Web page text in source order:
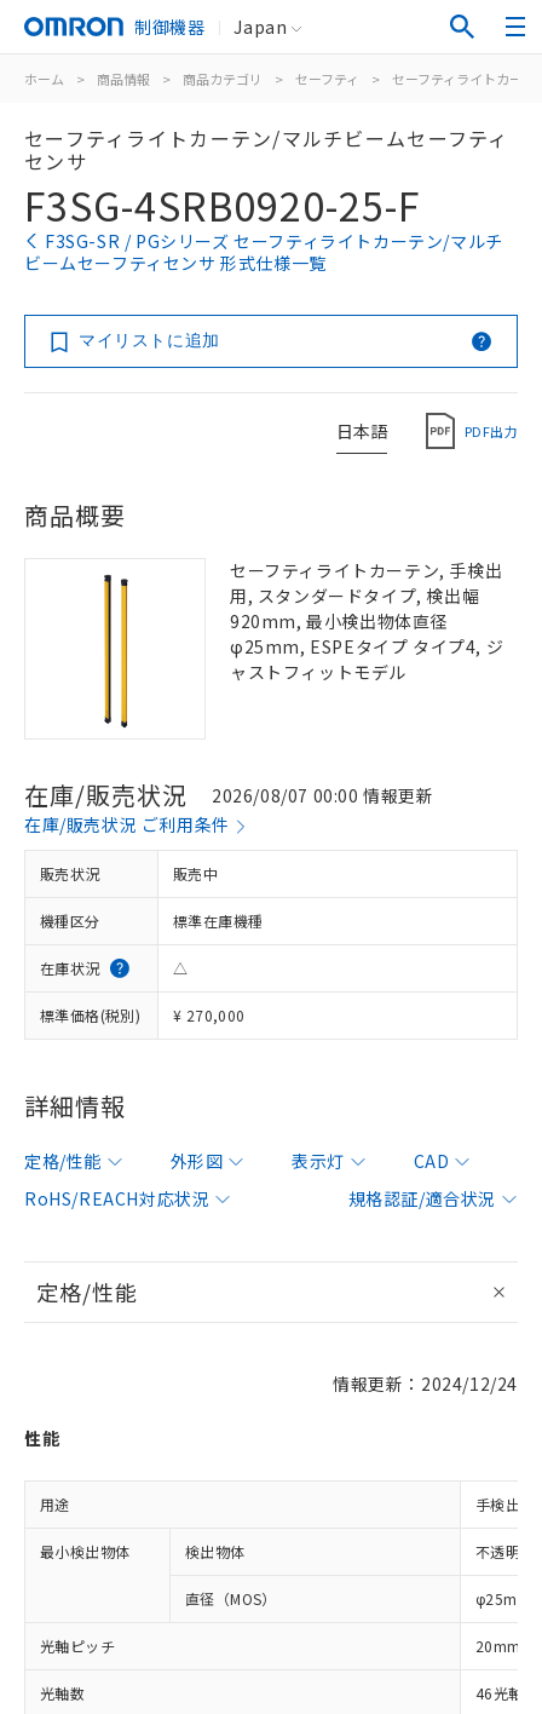
制御機器 Japan
ホーム > 商品情報 > 商品カテゴリ > セーフティ > セーフティライトカー
セーフティライトカーテン/マルチビームセーフティ
センサ
F3SG-4SRB0920-25-F
F3SG-SR / PGシリーズ セーフティライトカーテン/マルチ
ビームセーフティセンサ 形式仕様一覧
マイリストに追加
日本語 PDF出力
商品概要
セーフティライトカーテン, 手検出
用, スタンダードタイプ, 検出幅
920mm, 最小検出物体直径
φ25mm, ESPEタイプ タイプ4, ジ
ャストフィットモデル
在庫/販売状況
2026/08/07 00:00 情報更新
在庫/販売状況 ご利用条件
販売状況 販売中
機種区分 標準在庫機種
在庫状況 △
標準価格(税別) ¥ 270,000
詳細情報
定格/性能 外形図 表示灯
CAD
RoHS/REACH対応状況
規格認証/適合状況
定格/性能
情報更新：2024/12/24
性能
用途 手検出用
最小検出物体 検出物体 不透明体
直径（MOS） φ25mm
光軸ピッチ 20mm
光軸数 46光軸